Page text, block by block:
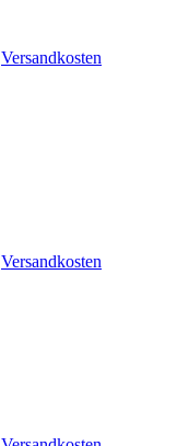
Versandkosten
Versandkosten